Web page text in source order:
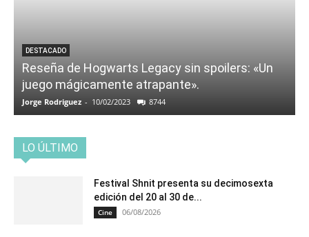
DESTACADO
Reseña de Hogwarts Legacy sin spoilers: «Un
juego mágicamente atrapante».
Jorge Rodriguez - 10/02/2023 8744
LO ÚLTIMO
Festival Shnit presenta su decimosexta
edición del 20 al 30 de...
Cine 06/08/2026